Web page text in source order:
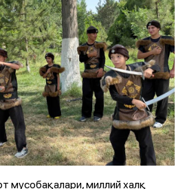
мусобақалари, миллий халқ